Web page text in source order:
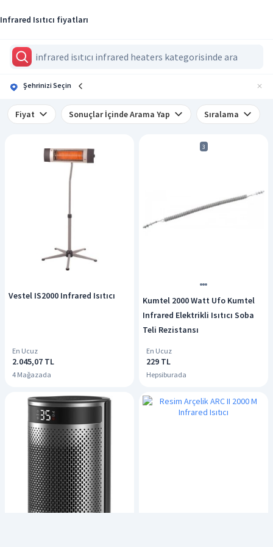
Infrared Isıtıcı fiyatları
Şehrinizi Seçin
Fiyat Sonuçlar İçinde Arama Yap Sıralama
Vestel IS2000 Infrared Isıtıcı
En Ucuz
2.045,07 TL
4 Mağazada
3
Kumtel 2000 Watt Ufo Kumtel
Infrared Elektrikli Isıtıcı Soba
Teli Rezistansı
En Ucuz
229 TL
Hepsiburada